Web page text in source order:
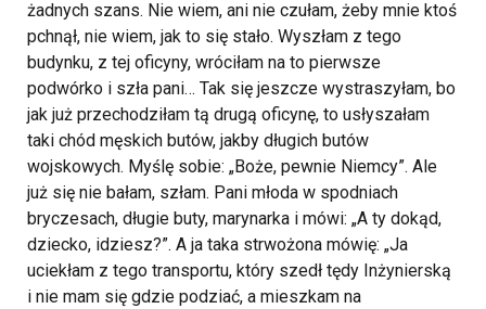
żadnych szans. Nie wiem, ani nie czułam, żeby mnie ktoś
pchnął, nie wiem, jak to się stało. Wyszłam z tego
budynku, z tej oficyny, wróciłam na to pierwsze
podwórko i szła pani… Tak się jeszcze wystraszyłam, bo
jak już przechodziłam tą drugą oficynę, to usłyszałam
taki chód męskich butów, jakby długich butów
wojskowych. Myślę sobie: „Boże, pewnie Niemcy”. Ale
już się nie bałam, szłam. Pani młoda w spodniach
bryczesach, długie buty, marynarka i mówi: „A ty dokąd,
dziecko, idziesz?”. A ja taka strwożona mówię: „Ja
uciekłam z tego transportu, który szedł tędy Inżynierską
i nie mam się gdzie podziać, a mieszkam na